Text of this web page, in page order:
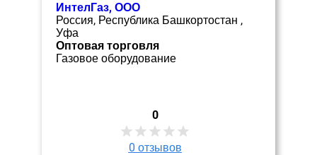
ИнтелГаз, ООО
Россия, Республика Башкортостан ,
Уфа
Оптовая торговля
Газовое оборудование
0
0 отзывов